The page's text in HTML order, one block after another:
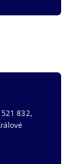
832,